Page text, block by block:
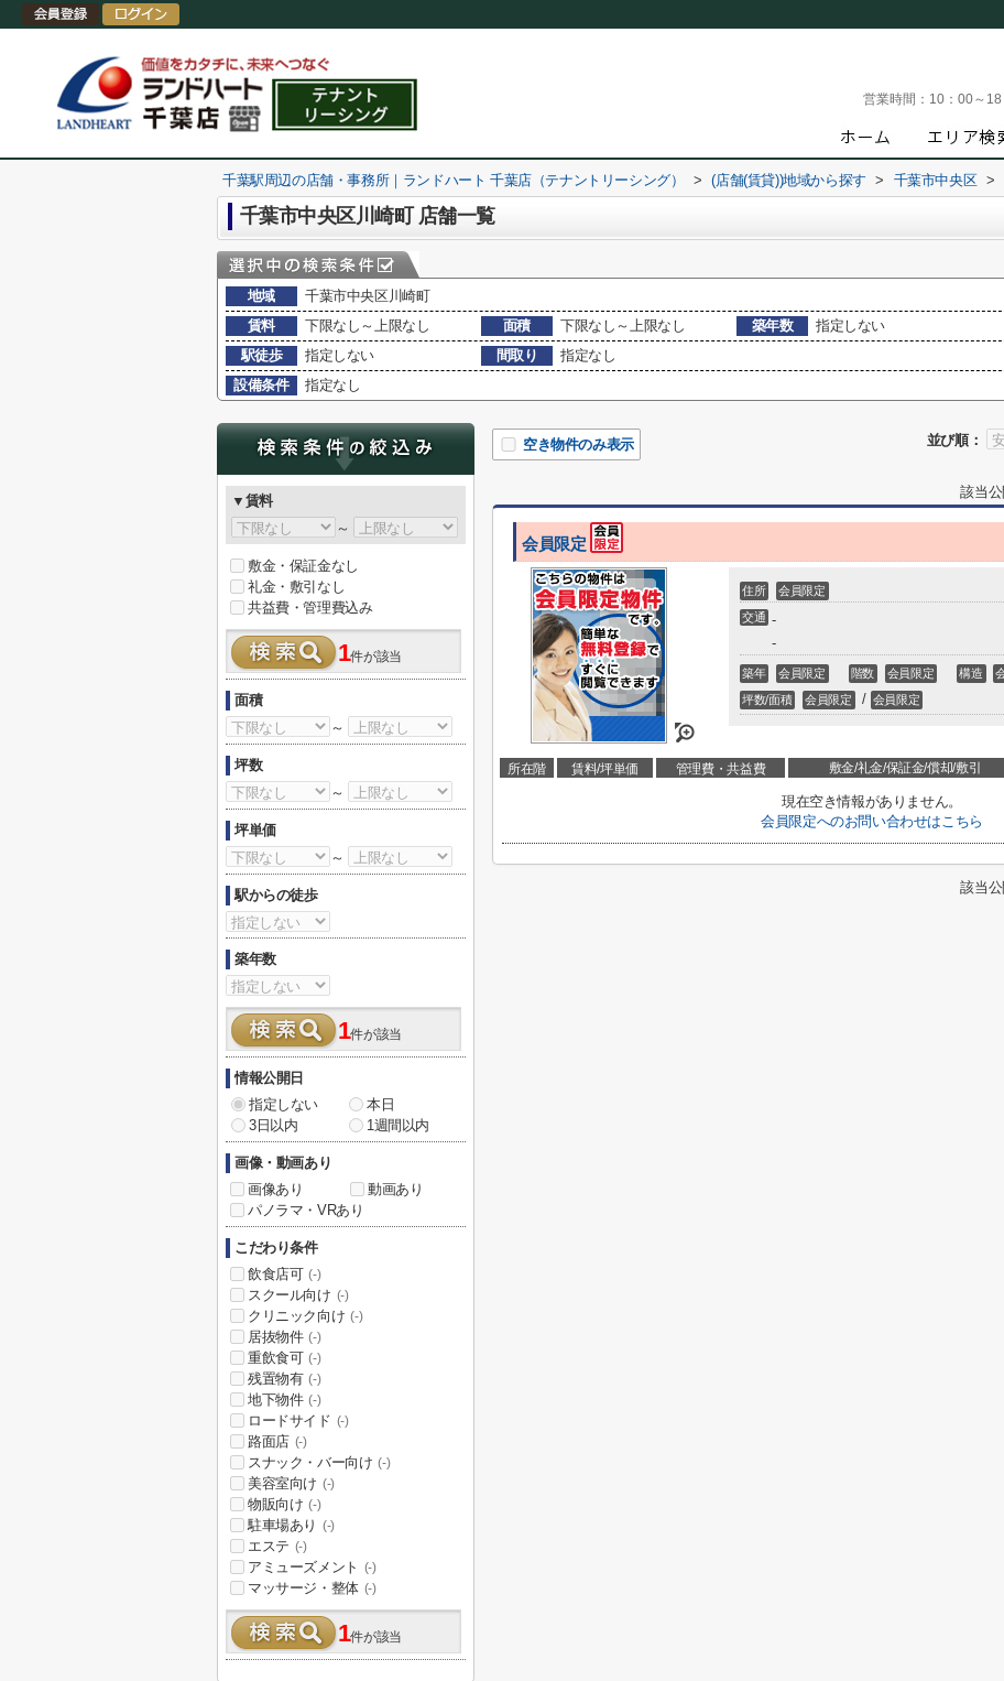
営業時間： 10：00～18
千葉駅周辺の店舗・事務所｜ランドハート 千葉店（テナントリーシング） > (店舗(賃貸))地域から探す > 千葉市中央区 >
千葉市中央区川崎町 店舗一覧
地域
千葉市中央区川崎町
賃料
下限なし～上限なし 面積 下限なし～上限なし 築年数
指定しない
駅徒歩
指定しない 間取り
指定なし
設備条件
指定なし
並び順：
空き物件のみ表示
該当
会員限定
住所
会員限定
交通 -
-
築年 会員限定 階数 会員限定 構造
坪数/面積
会員限定 / 会員限定
所在階 賃料/坪単価 管理費・共益費 敷金/礼金/保証金/償却/敷引
現在空き情報がありません。
会員限定へのお問い合わせはこちら
該当
▼賃料
～
敷金・保証金なし
礼金・敷引なし
共益費・管理費込み
1件が該当
面積
～
坪数
～
坪単価
～
駅からの徒歩
築年数
1件が該当
情報公開日
指定しない
本日
3日以内
1週間以内
画像・動画あり
画像あり
動画あり
パノラマ・VRあり
こだわり条件
飲食店可 (-)
スクール向け (-)
クリニック向け (-)
居抜物件 (-)
重飲食可 (-)
残置物有 (-)
地下物件 (-)
ロードサイド (-)
路面店 (-)
スナック・バー向け (-)
美容室向け (-)
物販向け (-)
駐車場あり (-)
エステ (-)
アミューズメント (-)
マッサージ・整体 (-)
1件が該当